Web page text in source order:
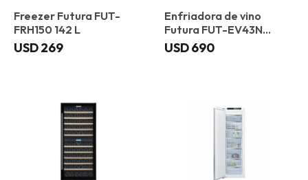
Freezer Futura FUT-
FRH150 142 L
USD269
Enfriadora de vino
Futura FUT-EV43N
Vidrio Negro
USD690